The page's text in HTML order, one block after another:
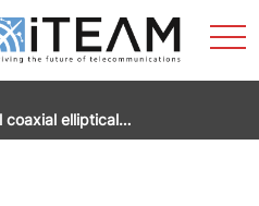
coaxial elliptical…